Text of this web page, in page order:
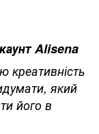
Alisena
який
його в